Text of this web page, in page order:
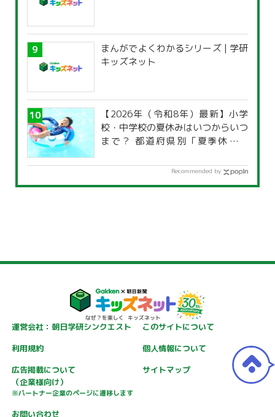
まんがでよくわかるシリーズ | 学研
キッズネット
【2026年（令和8年）最新】小学
校・中学校の夏休みはいつからいつ
まで？ 都道府県別「夏季休暇一
Recommended by
運営会社：朝日学研シンクエスト
このサイトについて
利用規約
個人情報について
広告掲載について
（企業様向け）
※パートナー企業のページに遷移します
サイトマップ
お問い合わせ